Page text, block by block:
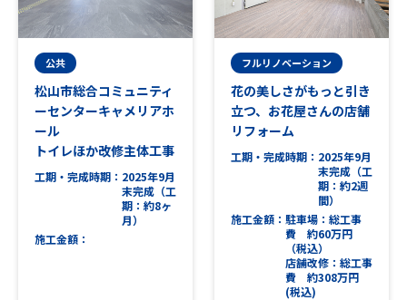
公共
松山市総合コミュニティ
ーセンターキャメリアホ
ール
トイレほか改修主体工事
工期・完成時期
2025年9月
末完成（工
期：約8ヶ
月）
施工金額
フルリノベーション
花の美しさがもっと引き
立つ、お花屋さんの店舗
リフォーム
工期・完成時期
2025年9月
末完成（工
期：約2週
間）
施工金額
駐車場：総工事
費 約60万円
（税込）
店舗改修：総工事
費 約308万円
(税込)